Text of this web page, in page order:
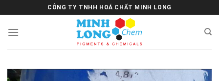
to
content
CÔNG TY TNHH HOÁ CHẤT MINH LONG